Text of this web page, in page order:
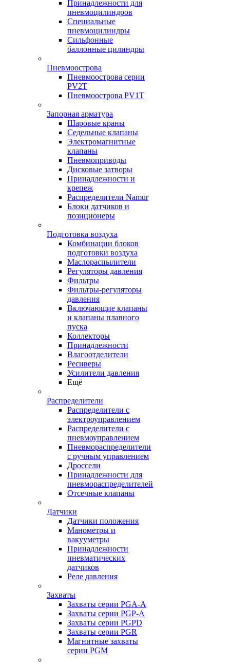
Принадлежности для
пневмоцилиндров
Специальные
пневмоцилиндры
Сильфонные
баллонные цилиндры
Пневмоострова
Пневмоострова серии
PV2T
Пневмоострова PV1T
Запорная арматура
Шаровые краны
Седельные клапаны
Электромагнитные
клапаны
Пневмоприводы
Дисковые затворы
Принадлежности и
крепеж
Распределители Namur
Блоки датчиков и
позиционеры
Подготовка воздуха
Комбинации блоков
подготовки воздуха
Маслораспылители
Регуляторы давления
Фильтры
Фильтры-регуляторы
давления
Включающие клапаны
и клапаны плавного
пуска
Коллекторы
Принадлежности
Влагоотделители
Ресиверы
Усилители давления
Ещё
Распределители
Распределители с
электроуправлением
Распределители с
пневмоуправлением
Пневмораспределители
с ручным управлением
Дроссели
Принадлежности для
пневмораспределителей
Отсечные клапаны
Датчики
Датчики положения
Манометры и
вакууметры
Принадлежности
пневматических
датчиков
Реле давления
Захваты
Захваты серии PGA-A
Захваты серии PGP-A
Захваты серии PGPD
Захваты серии PGR
Магнитные захваты
серии PGM